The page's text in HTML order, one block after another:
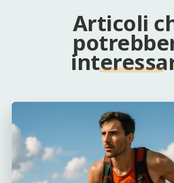
Articoli